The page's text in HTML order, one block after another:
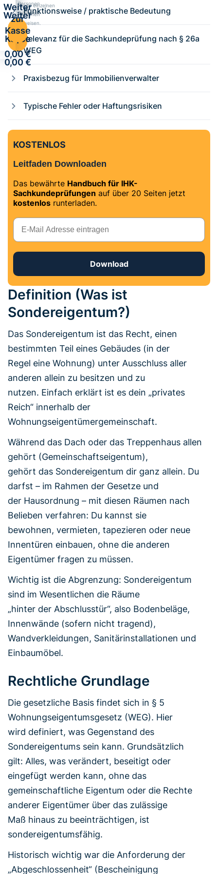
Personen
zuweisen.
Weiter
zur
Kasse
·
0,00 €
Kurse einzelnen
Personen
zuweisen.
Weiter
zur
Kasse
·
0,00 €
Funktionsweise / praktische Bedeutung
Relevanz für die Sachkundeprüfung nach § 26a
WEG
Praxisbezug für Immobilienverwalter
Typische Fehler oder Haftungsrisiken
KOSTENLOS
Leitfaden Downloaden
Das bewährte Handbuch für IHK-
Sachkundeprüfungen auf über 20 Seiten jetzt
kostenlos runterladen.
E-Mail
Download
Definition (Was ist
Sondereigentum?)
Das Sondereigentum ist das Recht, einen
bestimmten Teil eines Gebäudes (in der
Regel eine Wohnung) unter Ausschluss aller
anderen allein zu besitzen und zu
nutzen. Einfach erklärt ist es dein „privates
Reich“ innerhalb der
Wohnungseigentümergemeinschaft.
Während das Dach oder das Treppenhaus allen
gehört (Gemeinschaftseigentum),
gehört das Sondereigentum dir ganz allein. Du
darfst – im Rahmen der Gesetze und
der Hausordnung – mit diesen Räumen nach
Belieben verfahren: Du kannst sie
bewohnen, vermieten, tapezieren oder neue
Innentüren einbauen, ohne die anderen
Eigentümer fragen zu müssen.
Wichtig ist die Abgrenzung: Sondereigentum
sind im Wesentlichen die Räume
„hinter der Abschlusstür“, also Bodenbeläge,
Innenwände (sofern nicht tragend),
Wandverkleidungen, Sanitärinstallationen und
Einbaumöbel.
Rechtliche Grundlage
Die gesetzliche Basis findet sich in § 5
Wohnungseigentumsgesetz (WEG). Hier
wird definiert, was Gegenstand des
Sondereigentums sein kann. Grundsätzlich
gilt: Alles, was verändert, beseitigt oder
eingefügt werden kann, ohne das
gemeinschaftliche Eigentum oder die Rechte
anderer Eigentümer über das zulässige
Maß hinaus zu beeinträchtigen, ist
sondereigentumsfähig.
Historisch wichtig war die Anforderung der
„Abgeschlossenheit“ (Bescheinigung